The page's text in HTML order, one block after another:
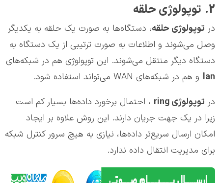
2. توپولوژی حلقه‌
در توپولوژی حلقه، دستگاه‌ها به صورت یک حلقه به یکدیگر
وصل می‌شوند و اطلاعات به صورت ترتیبی از یک دستگاه به
دستگاه دیگر منتقل می‌شوند. این توپولوژی هم در شبکه‌های
lan و هم در شبکه‌های WAN می‌تواند استفاده شود.
در توپولوژیring ، احتمال برخورد داده‌ها بسیار کم است
زیرا در یک جهت جریان دارند. این روش علاوه بر ایجاد
امکان ارسال سریع‌تر داده‌ها، نیازی به هیچ سرور کنترل شبکه
برای مدیریت انتقال داده ندارد.